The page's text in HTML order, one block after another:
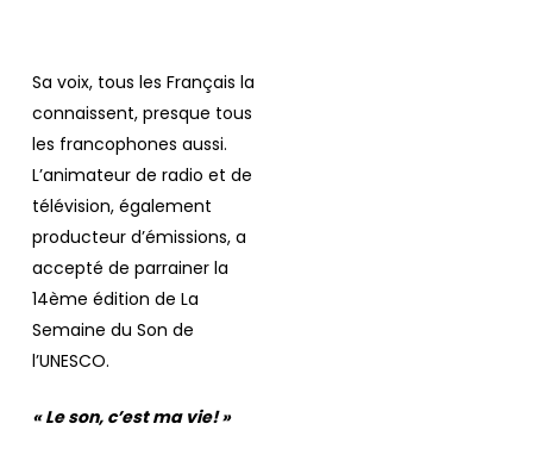
Sa voix, tous les Français la
connaissent, presque tous
les francophones aussi.
L’animateur de radio et de
télévision, également
producteur d’émissions, a
accepté de parrainer la
14ème édition de La
Semaine du Son de
l’UNESCO.
« Le son, c’est ma vie!»